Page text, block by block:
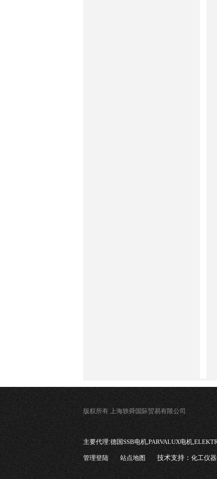
版权所有 上海轶舜国际贸易有限公司
主要代理:德国SSB电机,PARVALUX电机
管理登陆 站点地图 技术支持：化工仪